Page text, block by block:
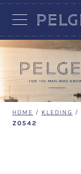
HOME / KLEDING /
Z0542